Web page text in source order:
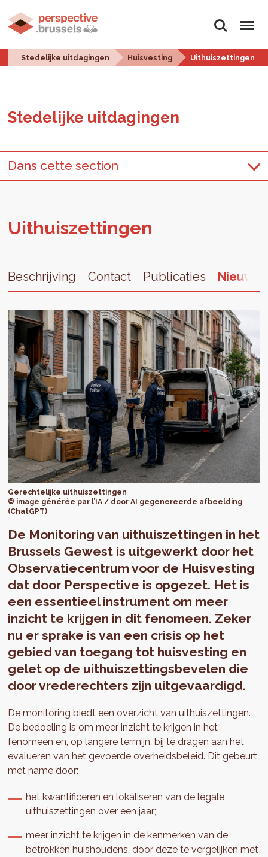
Zoeken Menu
Stedelijke uitdagingen Huisvesting Uithuiszettingen
Ste­de­lij­ke uit­da­gin­gen
Dans cette section
Uit­huis­zet­tin­gen
Beschrijving Contact Publicaties Nieuws
Gerechtelijke uithuiszettingen
© image générée par l’IA / door AI gegenereerde afbeelding
(ChatGPT)
De Monitoring van uithuiszettingen in het
Brussels Gewest is uitgewerkt door het
Observatiecentrum voor de Huisvesting
dat door Perspective is opgezet. Het is
een essentieel instrument om meer
inzicht te krijgen in dit fenomeen. Zeker
nu er sprake is van een crisis op het
gebied van toegang tot huisvesting en
gelet op de uithuiszettingsbevelen die
door vrederechters zijn uitgevaardigd.
De monitoring biedt een overzicht van uithuiszettingen.
De bedoeling is om meer inzicht te krijgen in het
fenomeen en, op langere termijn, bij te dragen aan het
evalueren van het gevoerde overheidsbeleid. Dit gebeurt
met name door:
het kwantificeren en lokaliseren van de legale
uithuiszettingen over een jaar;
meer inzicht te krijgen in de kenmerken van de
betrokken huishoudens, door deze te vergelijken met